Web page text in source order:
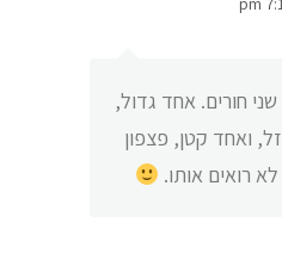
חורים. אחד גדול,
ואחד קטן, פצפון
רואים אותו.